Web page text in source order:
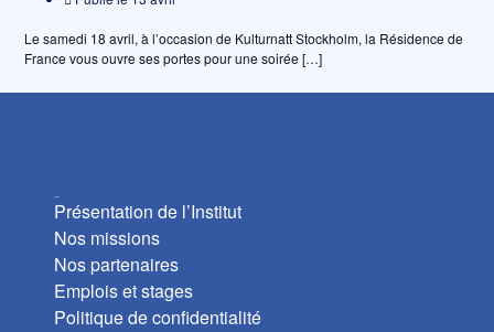
Le samedi 18 avril, à l’occasion de Kulturnatt Stockholm, la Résidence de
France vous ouvre ses portes pour une soirée […]
Présentation de l’Institut
Nos missions
Nos partenaires
Emplois et stages
Politique de confidentialité